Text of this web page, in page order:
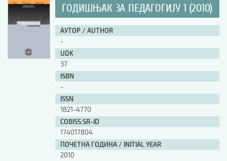
ГОДИШЊАК ЗА ПЕДАГОГИЈУ 1 (2010)
АУТОР / AUTHOR
-
UDK
37
ISBN
-
ISSN
1821-4770
COBISS.SR-ID
174017804
ПОЧЕТНА ГОДИНА / INITIAL YEAR
2010